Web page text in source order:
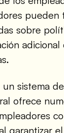
pueden
sobre
un sistema
ofrece
garantizar